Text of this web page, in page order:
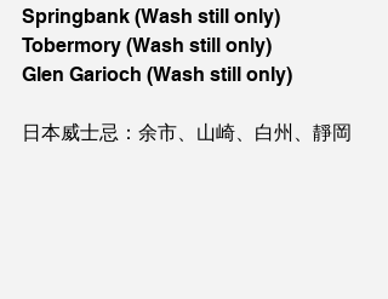
Springbank (Wash still only)
Tobermory (Wash still only)
Glen Garioch (Wash still only)
日本威士忌：余市、山崎、白州、靜岡